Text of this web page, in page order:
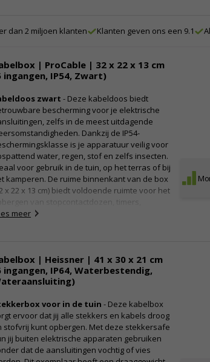
Materiaal: Kunststof
IP55 spatwaterdicht
Afsluitbaar
dan 2 miljoen klanten Klanten geven ons een 9.1
| ProCable | 32 x 22 x 13 cm
ingangen, IP54, Zwart)
zwart - Deze kabeldoos biedt
bescherming voor je elektrische
zelfs in de meest uitdagende
Dankzij de IP54-
is je apparatuur veilig voor
water, regen, stof en zelfs insecten.
voor gebruik in de tuin, op het terras of bij
kamperen. De ruime binnenkant van de box
x 22 x 13 cm) biedt voldoende ruimte voor het
van stopcontactdozen, timers,
en verlengsnoeren. Bovendien is de
tot wel -40°C.
kabeldoos met doorsteektules
hoogwaardige kabeldoos is halogeenvrij
dat is ontwikkeld voor de veiligheid
elektrische apparaten. Met dit keurmerk
jij zeker dat de doos veilig te gebruiken is.
product heeft een IP-waarde van 54, wat
dat dit exemplaar spatwaterdicht is.
meer
| Heissner | 41 x 30 x 21 cm
ingangen, IP64, Waterbestendig,
voor in de tuin- Deze kabelbox
ervoor dat jij alle stekkers en kabels droog
stofvrij kunt opbergen. Met deze stekkersafe
jij buiten elektrische apparaten gebruiken
dat de aansluitingen vochtig of vies